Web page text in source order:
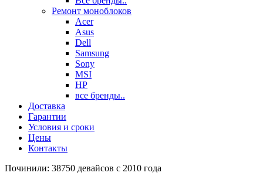
Ремонт моноблоков
Acer
Asus
Dell
Samsung
Sony
MSI
HP
все бренды..
Доставка
Гарантии
Условия и сроки
Цены
Контакты
Починили: 38750 девайсов с 2010 года